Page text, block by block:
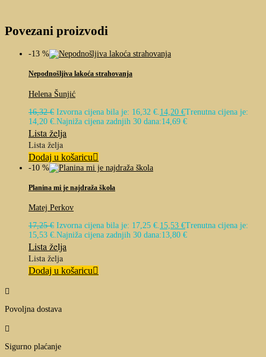
Povezani proizvodi
-13 %
Nepodnošljiva lakoća strahovanja
Helena Šunjić
16,32€ Izvorna cijena bila je: 16,32 €. 14,20 €Trenutna cijena je:
14,20 €. Najniža cijena zadnjih 30 dana:14,69 €
Lista želja
Lista želja
Dodaj u košaricu
-10 %
Planina mi je najdraža škola
Matej Perkov
17,25€ Izvorna cijena bila je: 17,25 €.15,53 €Trenutna cijena je:
15,53 €.Najniža cijena zadnjih 30 dana:13,80 €
Lista želja
Lista želja
Dodaj u košaricu

Povoljna dostava

Sigurno plaćanje